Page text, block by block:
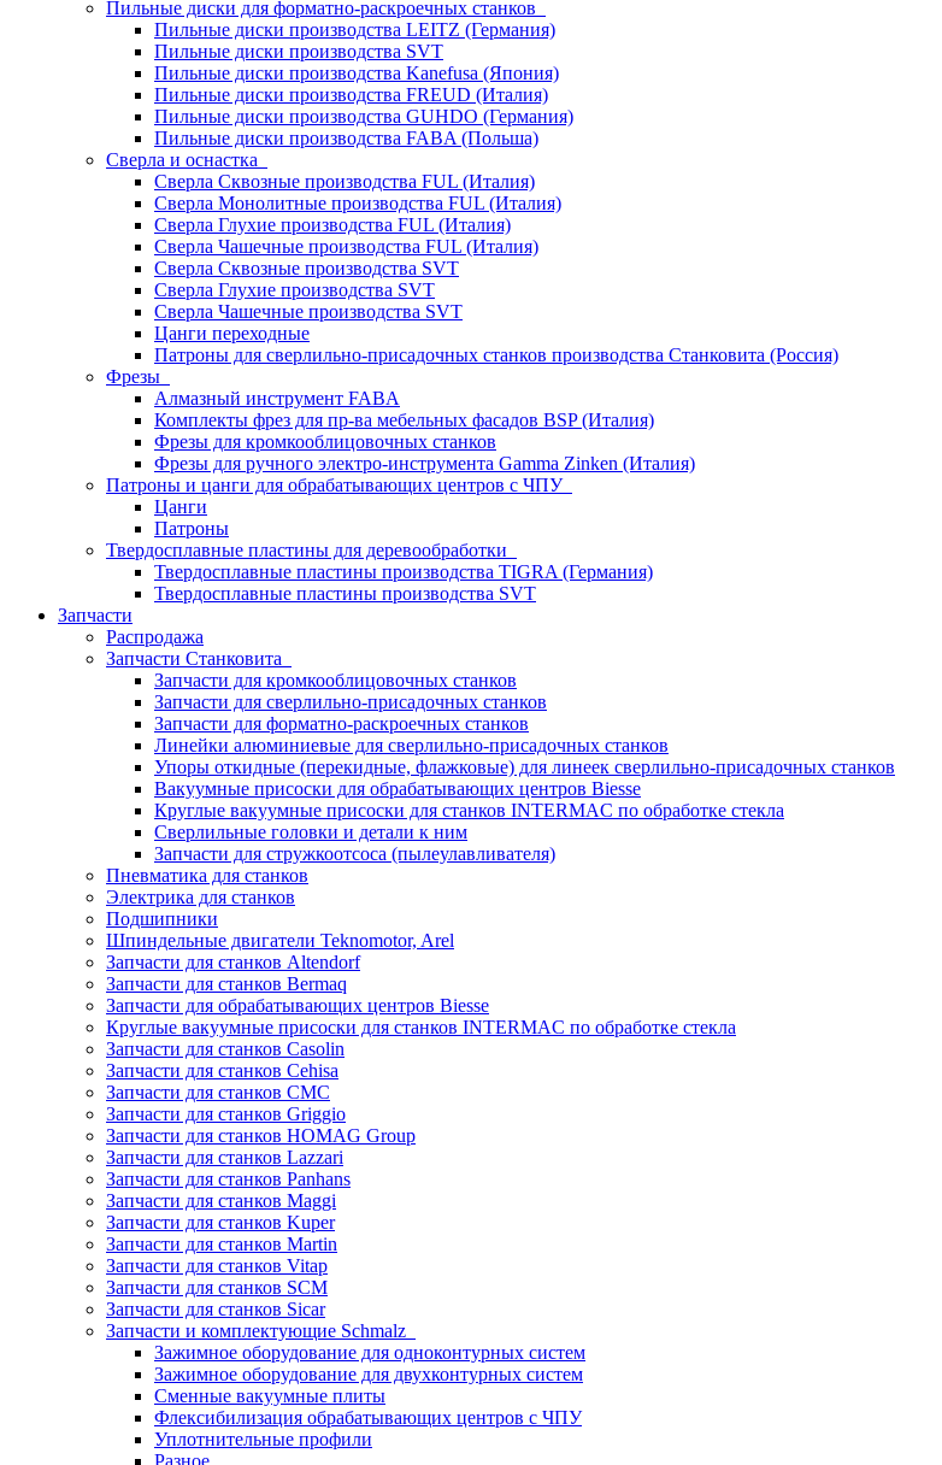
Пильные диски для форматно-раскроечных станков
Пильные диски производства LEITZ (Германия)
Пильные диски производства SVT
Пильные диски производства Kanefusa (Япония)
Пильные диски производства FREUD (Италия)
Пильные диски производства GUHDO (Германия)
Пильные диски производства FABA (Польша)
Сверла и оснастка
Сверла Сквозные производства FUL (Италия)
Сверла Монолитные производства FUL (Италия)
Сверла Глухие производства FUL (Италия)
Сверла Чашечные производства FUL (Италия)
Сверла Сквозные производства SVT
Сверла Глухие производства SVT
Сверла Чашечные производства SVT
Цанги переходные
Патроны для сверлильно-присадочных станков производства Станковита (Россия)
Фрезы
Алмазный инструмент FABA
Комплекты фрез для пр-ва мебельных фасадов BSP (Италия)
Фрезы для кромкооблицовочных станков
Фрезы для ручного электро-инструмента Gamma Zinken (Италия)
Патроны и цанги для обрабатывающих центров с ЧПУ
Цанги
Патроны
Твердосплавные пластины для деревообработки
Твердосплавные пластины производства TIGRA (Германия)
Твердосплавные пластины производства SVT
Запчасти
Распродажа
Запчасти Станковита
Запчасти для кромкооблицовочных станков
Запчасти для сверлильно-присадочных станков
Запчасти для форматно-раскроечных станков
Линейки алюминиевые для сверлильно-присадочных станков
Упоры откидные (перекидные, флажковые) для линеек сверлильно-присадочных станков
Вакуумные присоски для обрабатывающих центров Biesse
Круглые вакуумные присоски для станков INTERMAC по обработке стекла
Сверлильные головки и детали к ним
Запчасти для стружкоотсоса (пылеулавливателя)
Пневматика для станков
Электрика для станков
Подшипники
Шпиндельные двигатели Teknomotor, Arel
Запчасти для станков Altendorf
Запчасти для станков Bermaq
Запчасти для обрабатывающих центров Biesse
Круглые вакуумные присоски для станков INTERMAC по обработке стекла
Запчасти для станков Casolin
Запчасти для станков Cehisa
Запчасти для станков CMC
Запчасти для станков Griggio
Запчасти для станков HOMAG Group
Запчасти для станков Lazzari
Запчасти для станков Panhans
Запчасти для станков Maggi
Запчасти для станков Kuper
Запчасти для станков Martin
Запчасти для станков Vitap
Запчасти для станков SCM
Запчасти для станков Sicar
Запчасти и комплектующие Schmalz
Зажимное оборудование для одноконтурных систем
Зажимное оборудование для двухконтурных систем
Сменные вакуумные плиты
Флексибилизация обрабатывающих центров с ЧПУ
Уплотнительные профили
Разное